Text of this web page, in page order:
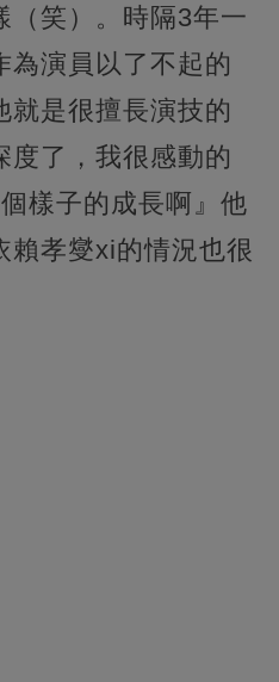
（笑）。時隔3年一
為演員以了不起的
就是很擅長演技的
度了，我很感動的
樣子的成長啊』他
賴孝燮xi的情況也很